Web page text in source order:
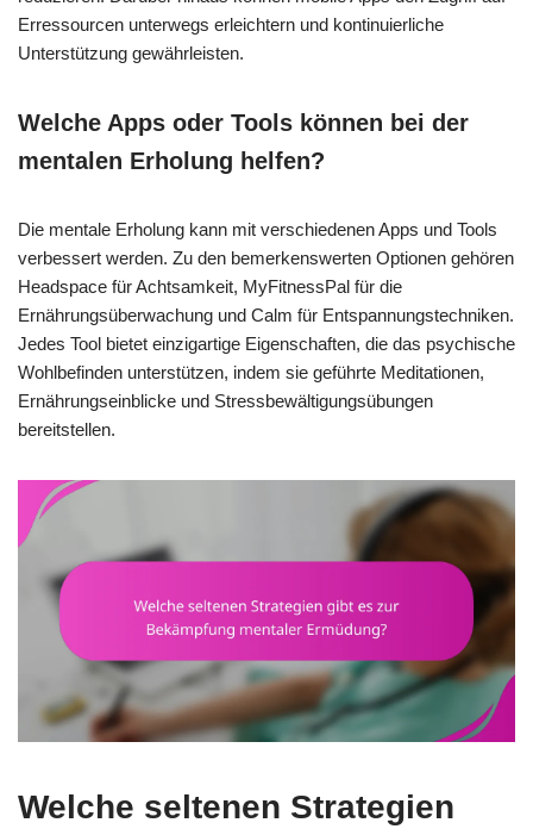
Erressourcen unterwegs erleichtern und kontinuierliche
Unterstützung gewährleisten.
Welche Apps oder Tools können bei der
mentalen Erholung helfen?
Die mentale Erholung kann mit verschiedenen Apps und Tools
verbessert werden. Zu den bemerkenswerten Optionen gehören
Headspace für Achtsamkeit, MyFitnessPal für die
Ernährungsüberwachung und Calm für Entspannungstechniken.
Jedes Tool bietet einzigartige Eigenschaften, die das psychische
Wohlbefinden unterstützen, indem sie geführte Meditationen,
Ernährungseinblicke und Stressbewältigungsübungen
bereitstellen.
Welche seltenen Strategien